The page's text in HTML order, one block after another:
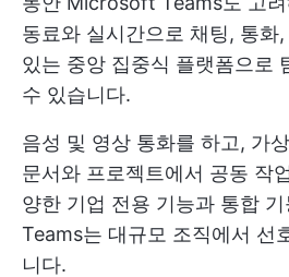
동료와 실시간으로 채팅, 통화
있는 중앙 집중식 플랫폼으로
수 있습니다.
음성 및 영상 통화를 하고, 가
문서와 프로젝트에서 공동 작
양한 기업 전용 기능과 통합
Teams는 대규모 조직에서 선
니다.